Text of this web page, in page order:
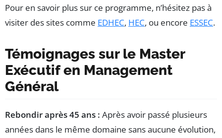
Pour en savoir plus sur ce programme, n’hésitez pas à
visiter des sites comme EDHEC, HEC, ou encore ESSEC.
Témoignages sur le Master
Exécutif en Management
Général
Rebondir après 45 ans : Après avoir passé plusieurs
années dans le même domaine sans aucune évolution,